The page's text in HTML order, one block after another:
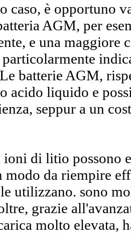
caso, è opportuno
AGM, per
e una
batterie AGM,
acido liquido e
seppur a un
di litio possono
modo da riempire
utilizzano. sono
grazie
molto elevata,